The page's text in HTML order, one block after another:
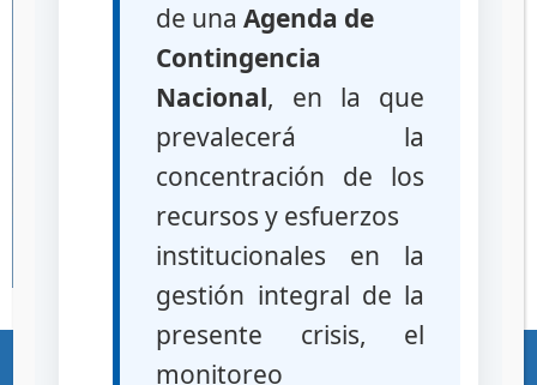
«Gente, Ciencia y Tecnología al Servicio de la Salud»
de unaAgenda de
Contingencia
Nacional, en la que
prevalecerá la
concentración de los
recursos y esfuerzos
institucionales en la
gestión integral de la
presente crisis, el
monitoreo